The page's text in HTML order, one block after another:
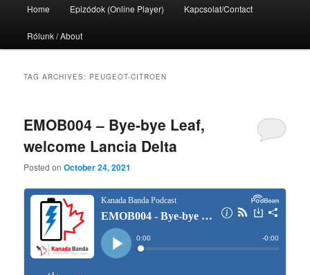
Home Epizódok (Online Player) Kapcsolat/Contact
Rólunk / About
TAG ARCHIVES: PEUGEOT-CITROEN
EMOB004 – Bye-bye Leaf,
welcome Lancia Delta
Posted onOctober 24, 2021